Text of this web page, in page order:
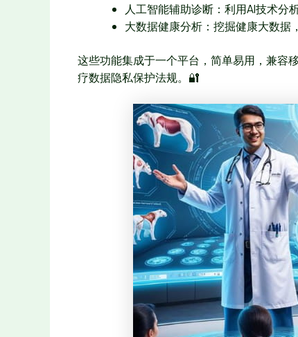
人工智能辅助诊断：利用AI技术分
大数据健康分析：挖掘健康大数据
这些功能集成于一个平台，简单易用，兼容
疗数据隐私保护法规。🔐